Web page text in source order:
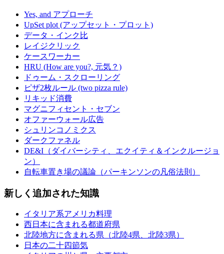
Yes, and アプローチ
UpSet plot (アップセット・プロット)
データ・インク比
レイジクリック
ケースワーカー
HRU (How are you?, 元気？)
ドゥーム・スクローリング
ピザ2枚ルール (two pizza rule)
リキッド消費
マグニフィセント・セブン
オファーウォール広告
シュリンコノミクス
ダークファネル
DE&I（ダイバーシティ、エクイティ＆インクルージョ
ン）
自転車置き場の議論（パーキンソンの凡俗法則）
新しく追加された知識
イタリア系アメリカ料理
西日本に含まれる都道府県
北陸地方に含まれる県（北陸4県、北陸3県）
日本の二十四節気